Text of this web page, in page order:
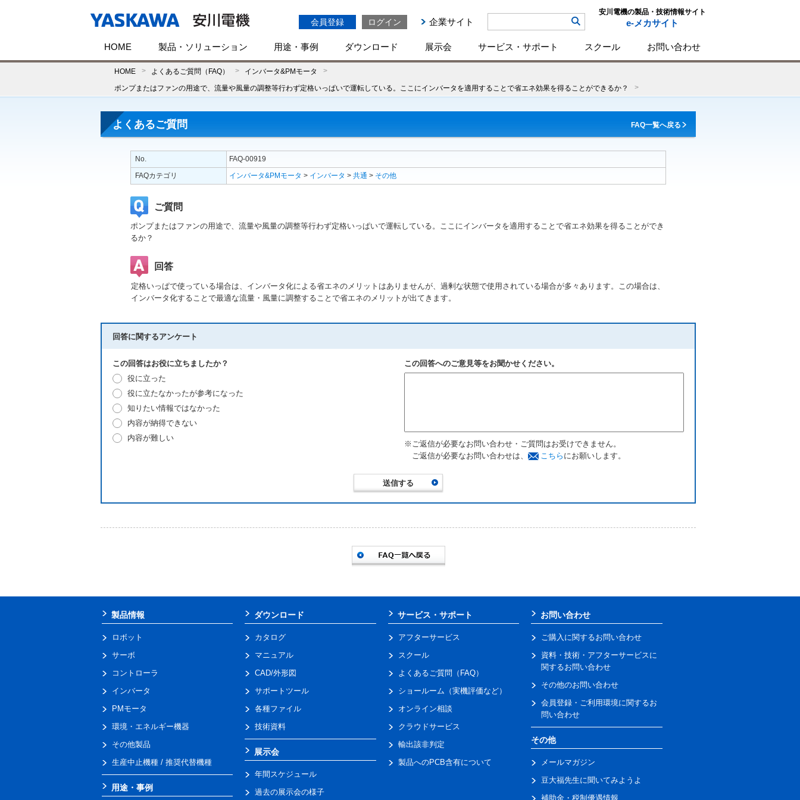
会員登録 ログイン 企業サイト
安川電機の製品・技術情報サイト
e-メカサイト
HOME 製品・ソリューション 用途・事例 ダウンロード 展示会 サービス・サポート スクール お問い合わせ
HOME よくあるご質問（FAQ） インバータ&PMモータ
ポンプまたはファンの用途で、流量や風量の調整等行わず定格いっぱいで運転している。ここにインバータを適用することで省エネ効果を得ることができるか？
よくあるご質問 FAQ一覧へ戻る
No.
FAQ-00919
FAQカテゴリ
インバータ&PMモータ > インバータ > 共通 > その他
ご質問
ポンプまたはファンの用途で、流量や風量の調整等行わず定格いっぱいで運転している。ここにインバータを適用することで省エネ効果を得ることができ
るか？
回答
定格いっぱで使っている場合は、インバータ化による省エネのメリットはありませんが、過剰な状態で使用されている場合が多々あります。この場合は、
インバータ化することで最適な流量・風量に調整することで省エネのメリットが出てきます。
回答に関するアンケート
この回答はお役に立ちましたか？
役に立った
役に立たなかったが参考になった
知りたい情報ではなかった
内容が納得できない
内容が難しい
この回答へのご意見等をお聞かせください。
※ご返信が必要なお問い合わせ・ご質問はお受けできません。
ご返信が必要なお問い合わせは、
こちら にお願いします。
製品情報
ロボット
サーボ
コントローラ
インバータ
PMモータ
環境・エネルギー機器
その他製品
生産中止機種 / 推奨代替機種
用途・事例
ダウンロード
カタログ
マニュアル
CAD/外形図
サポートツール
各種ファイル
技術資料
展示会
年間スケジュール
過去の展示会の様子
サービス・サポート
アフターサービス
スクール
よくあるご質問（FAQ）
ショールーム（実機評価など）
オンライン相談
クラウドサービス
輸出該非判定
製品へのPCB含有について
お問い合わせ
ご購入に関するお問い合わせ
資料・技術・アフターサービスに
関するお問い合わせ
その他のお問い合わせ
会員登録・ご利用環境に関するお
問い合わせ
その他
メールマガジン
豆大福先生に聞いてみようよ
補助金・税制優遇情報